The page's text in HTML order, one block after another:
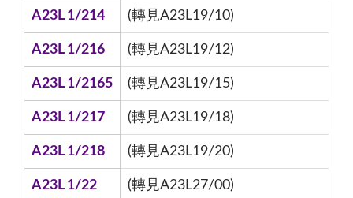
A23L 1/214 (轉見A23L19/10)
A23L 1/216 (轉見A23L19/12)
A23L 1/2165 (轉見A23L19/15)
A23L 1/217 (轉見A23L19/18)
A23L 1/218 (轉見A23L19/20)
A23L 1/22 (轉見A23L27/00)